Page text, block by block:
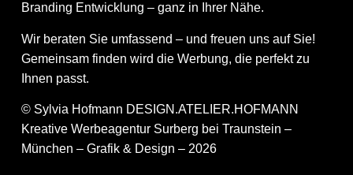
Branding Entwicklung – ganz in Ihrer Nähe.
Wir beraten Sie umfassend – und freuen uns auf Sie!
Gemeinsam finden wird die Werbung, die perfekt zu
Ihnen passt.
© Sylvia Hofmann DESIGN.ATELIER.HOFMANN
Kreative Werbeagentur Surberg bei Traunstein –
München – Grafik & Design – 2026